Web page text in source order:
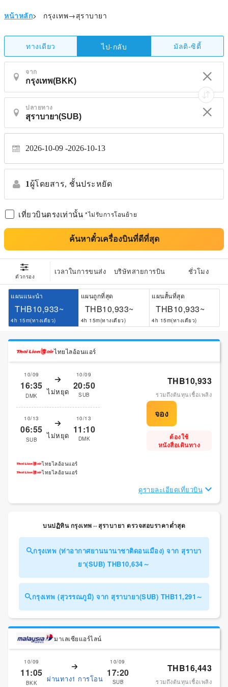
หน้าหลัก> กรุงเทพ→สุราบายา
ทางเดียว ไป-กลับ มัลติ-ซิตี้
จาก
ปลายทาง
2026-10-09 2026-10-13
1 ผู้โดยสาร, ชั้นประหยัด
เที่ยวบินตรงเท่านั้น *ไม่รับการโอนย้าย
ค้นหาตั๋วเครื่องบินที่ดีที่สุด
ตัวกรอง
เวลาในการขนส่ง บริษัทสายการบิน ชั่วโมง
แผนแนะนำ
THB10,933~
4h 15m(ทางเดียว)
แผนถูกที่สุด
THB10,933~
4h 15m(ทางเดียว)
แผนสั้นที่สุด
THB10,933~
4h 15m(ทางเดียว)
ไทยไลอ้อนแอร์
10/09
16:35
DMK ไม่หยุด
10/09
20:50
SUB
10/13
06:55
SUB ไม่หยุด
10/13
11:10
DMK
THB10,933
รวมถึงต้นทุนเชื้อเพลิง
ต้องใช้
หนังสือเดินทาง
ไทยไลอ้อนแอร์
ไทยไลอ้อนแอร์
ดูรายละเอียดเที่ยวบิน
บนปฏิทิน กรุงเทพ⇔สุราบายา ตรวจสอบราคาต่ำสุด
กรุงเทพ (ท่าอากาศยานนานาชาติดอนเมือง) จาก สุราบา
ยา(SUB) THB10,634～
กรุงเทพ (สุวรรณภูมิ) จาก สุราบายา(SUB) THB11,291～
มาเลเซียแอร์ไลน์
10/09
11:05
BKK ผ่านทาง1 การโอน
10/09
17:20
SUB
THB16,443
รวมถึงต้นทุนเชื้อเพลิง